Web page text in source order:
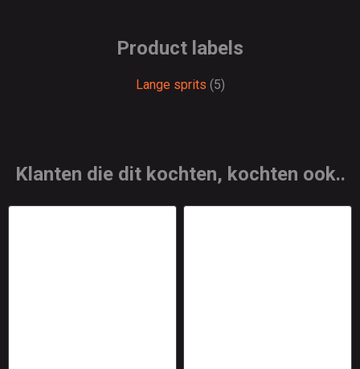
Product labels
Lange sprits (5)
Klanten die dit kochten, kochten ook..